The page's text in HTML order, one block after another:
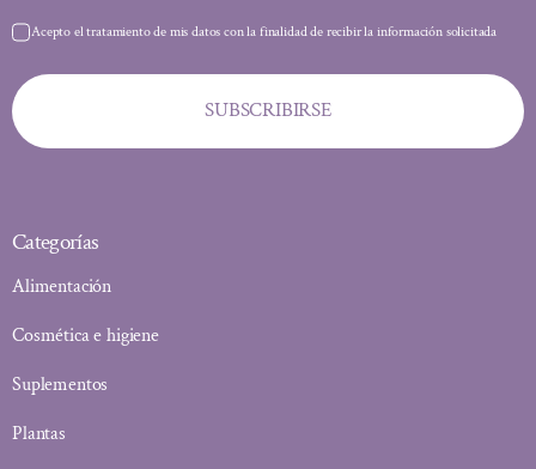
Acepto el tratamiento de mis datos con la finalidad de recibir la información solicitada
SUBSCRIBIRSE
Categorías
Alimentación
Cosmética e higiene
Suplementos
Plantas